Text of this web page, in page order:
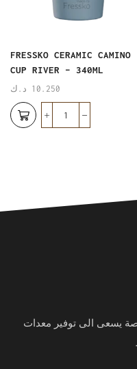
FRESSKO CERAMIC CAMINO
CUP RIVER – 340ML
10.250 د.ك
المختصة يسعى الى توفير معدات